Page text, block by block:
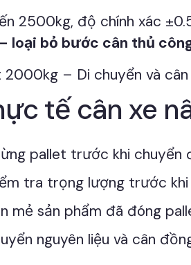
2500kg, độ chính xác
loại bỏ bước cân thủ
tế cân xe
pallet trước khi chuyển
tra trọng lượng trước
mẻ sản phẩm đã đóng
nguyên liệu và cân